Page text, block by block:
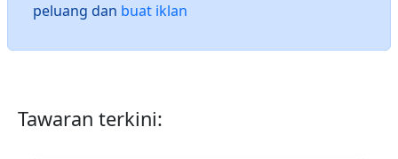
peluang dan buat iklan
Tawaran terkini: